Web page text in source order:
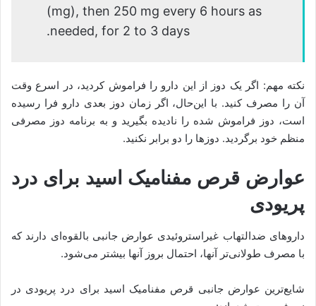
(mg), then 250 mg every 6 hours as
needed, for 2 to 3 days.
نکته مهم: اگر یک دوز از این دارو را فراموش کردید، در اسرع وقت
آن را مصرف کنید. با این‌حال، اگر زمان دوز بعدی دارو فرا رسیده
است، دوز فراموش شده را نادیده بگیرید و به برنامه دوز مصرفی
منظم خود برگردید. دوزها را دو برابر نکنید.
عوارض قرص مفنامیک اسید برای درد
پریودی
داروهای ضدالتهاب غیراستروئیدی عوارض جانبی بالقوه‌ای دارند که
با مصرف طولانی‌تر آنها، احتمال بروز آنها بیشتر می‌شود.
شایع‌ترین عوارض جانبی قرص مفنامیک اسید برای درد پریودی در